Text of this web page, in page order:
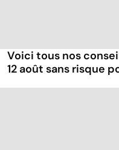
Voici tous nos
12 août sans risque